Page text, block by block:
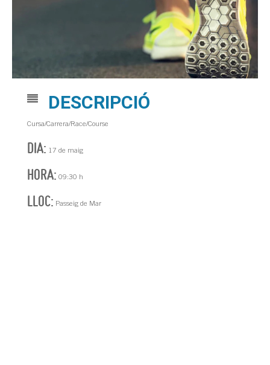
DESCRIPCIÓ
Cursa/Carrera/Race/Course
DIA: 17 de maig
HORA: 09:30 h
LLOC: Passeig de Mar